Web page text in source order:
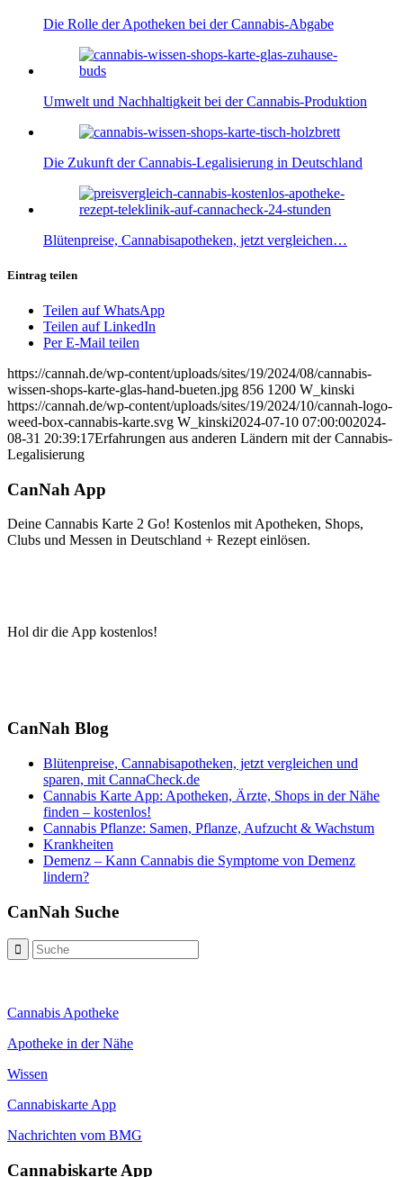
Die Rolle der Apotheken bei der Cannabis-Abgabe
Umwelt und Nachhaltigkeit bei der Cannabis-Produktion
Die Zukunft der Cannabis-Legalisierung in Deutschland
Blütenpreise, Cannabisapotheken, jetzt vergleichen…
Eintrag teilen
Teilen auf WhatsApp
Teilen auf LinkedIn
Per E-Mail teilen
https://cannah.de/wp-content/uploads/sites/19/2024/08/cannabis-
wissen-shops-karte-glas-hand-bueten.jpg 856 1200 W_kinski
https://cannah.de/wp-content/uploads/sites/19/2024/10/cannah-logo-
weed-box-cannabis-karte.svg W_kinski2024-07-10 07:00:002024-
08-31 20:39:17Erfahrungen aus anderen Ländern mit der Cannabis-
Legalisierung
CanNah App
Deine Cannabis Karte 2 Go! Kostenlos mit Apotheken, Shops,
Clubs und Messen in Deutschland + Rezept einlösen.
Hol dir die App kostenlos!
CanNah Blog
Blütenpreise, Cannabisapotheken, jetzt vergleichen und
sparen, mit CannaCheck.de
Cannabis Karte App: Apotheken, Ärzte, Shops in der Nähe
finden – kostenlos!
Cannabis Pflanze: Samen, Pflanze, Aufzucht & Wachstum
Krankheiten
Demenz – Kann Cannabis die Symptome von Demenz
lindern?
CanNah Suche
Cannabis Apotheke
Apotheke in der Nähe
Wissen
Cannabiskarte App
Nachrichten vom BMG
Cannabiskarte App